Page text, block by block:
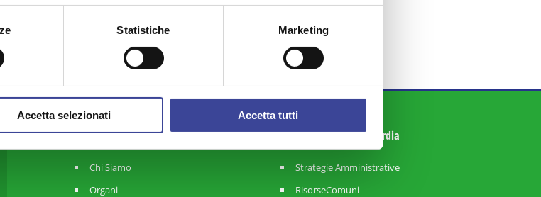
Statistiche Marketing
Accetta selezionati Accetta tutti
ANCI Lombardia
Chi Siamo
Organi
Sistema ANCI Lombardia
Strategie Amministrative
RisorseComuni